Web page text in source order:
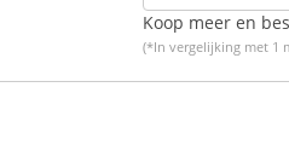
Koop meer en
(*In vergelijking met 1